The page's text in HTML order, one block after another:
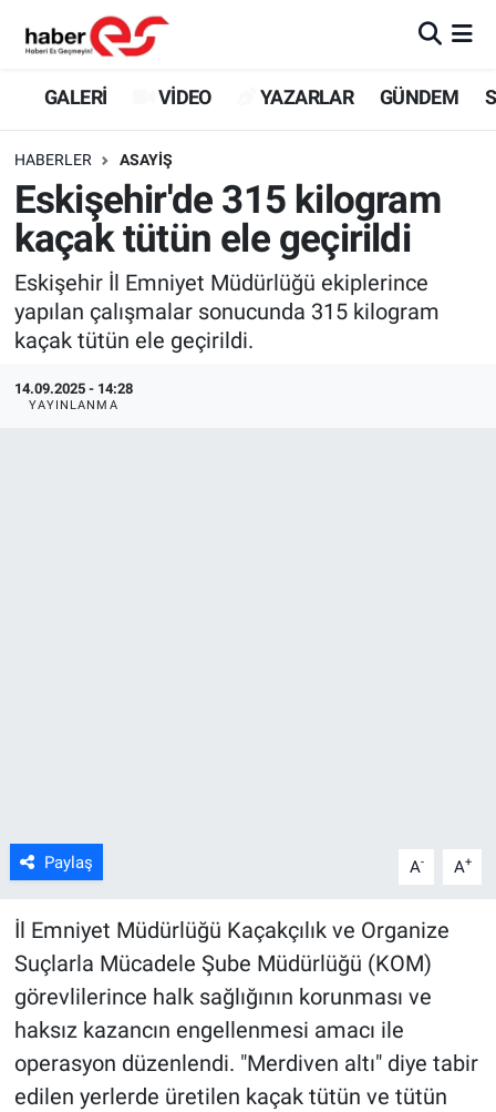
GALERİ VİDEO YAZARLAR GÜNDEM
HABERLER ASAYİŞ
Eskişehir'de 315 kilogram
kaçak tütün ele geçirildi
Eskişehir İl Emniyet Müdürlüğü ekiplerince
yapılan çalışmalar sonucunda 315 kilogram
kaçak tütün ele geçirildi.
14.09.2025 - 14:28
YAYINLANMA
Paylaş A- A+
İl Emniyet Müdürlüğü Kaçakçılık ve Organize
Suçlarla Mücadele Şube Müdürlüğü (KOM)
görevlilerince halk sağlığının korunması ve
haksız kazancın engellenmesi amacı ile
operasyon düzenlendi. "Merdiven altı" diye tabir
edilen yerlerde üretilen kaçak tütün ve tütün
GALERİ
YAZARLAR
GÜNDEM
SİYASET
Eskişehir Nöbetçi Eczaneler
Eskişehir Trafik Yoğunluk Haritası
Süper Lig Puan Durumu ve Fikstür
Tüm Manşetler